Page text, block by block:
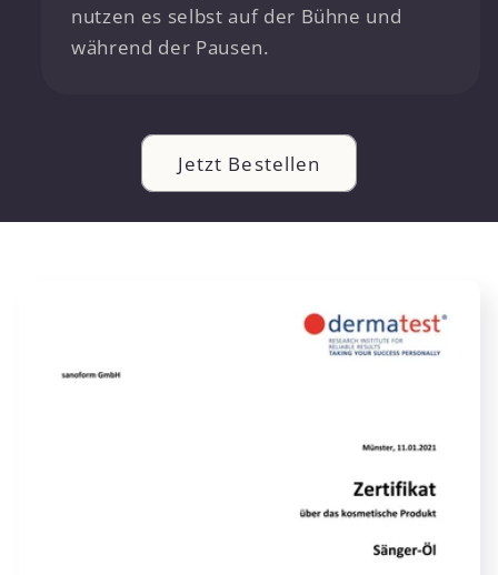
nutzen es selbst auf der Bühne und
während der Pausen.
Jetzt Bestellen